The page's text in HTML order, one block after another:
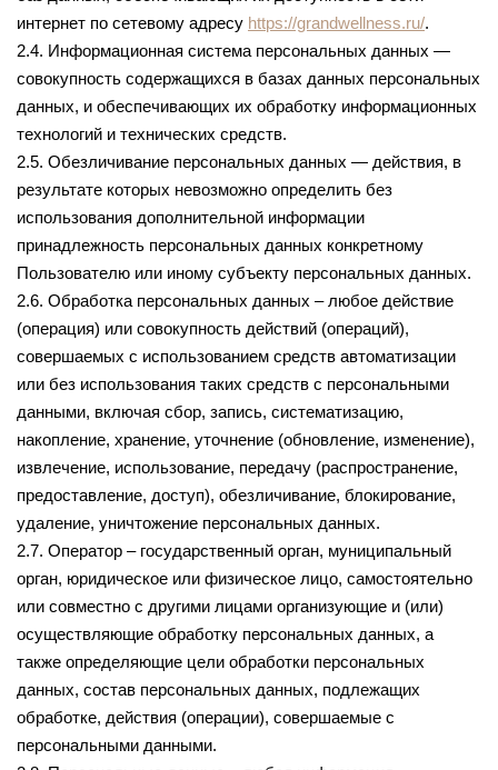
интернет по сетевому адресу https://grandwellness.ru/.
2.4. Информационная система персональных данных —
совокупность содержащихся в базах данных персональных
данных, и обеспечивающих их обработку информационных
технологий и технических средств.
2.5. Обезличивание персональных данных — действия, в
результате которых невозможно определить без
использования дополнительной информации
принадлежность персональных данных конкретному
Пользователю или иному субъекту персональных данных.
2.6. Обработка персональных данных – любое действие
(операция) или совокупность действий (операций),
совершаемых с использованием средств автоматизации
или без использования таких средств с персональными
данными, включая сбор, запись, систематизацию,
накопление, хранение, уточнение (обновление, изменение),
извлечение, использование, передачу (распространение,
предоставление, доступ), обезличивание, блокирование,
удаление, уничтожение персональных данных.
2.7. Оператор – государственный орган, муниципальный
орган, юридическое или физическое лицо, самостоятельно
или совместно с другими лицами организующие и (или)
осуществляющие обработку персональных данных, а
также определяющие цели обработки персональных
данных, состав персональных данных, подлежащих
обработке, действия (операции), совершаемые с
персональными данными.